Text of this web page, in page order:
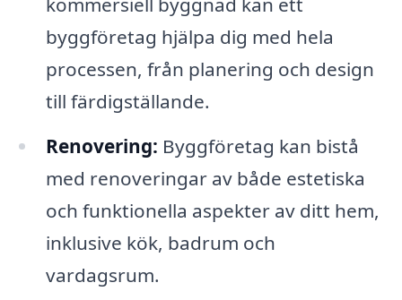
byggföretag hjälpa dig med hela
processen, från planering och design
till färdigställande.
Renovering: Byggföretag kan bistå
med renoveringar av både estetiska
och funktionella aspekter av ditt hem,
inklusive kök, badrum och
vardagsrum.